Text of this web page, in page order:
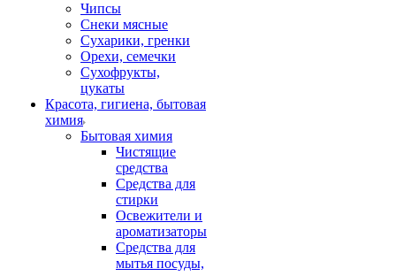
Чипсы
Снеки мясные
Сухарики, гренки
Орехи, семечки
Сухофрукты,
цукаты
Красота, гигиена, бытовая
химия
Бытовая химия
Чистящие
средства
Средства для
стирки
Освежители и
ароматизаторы
Средства для
мытья посуды,